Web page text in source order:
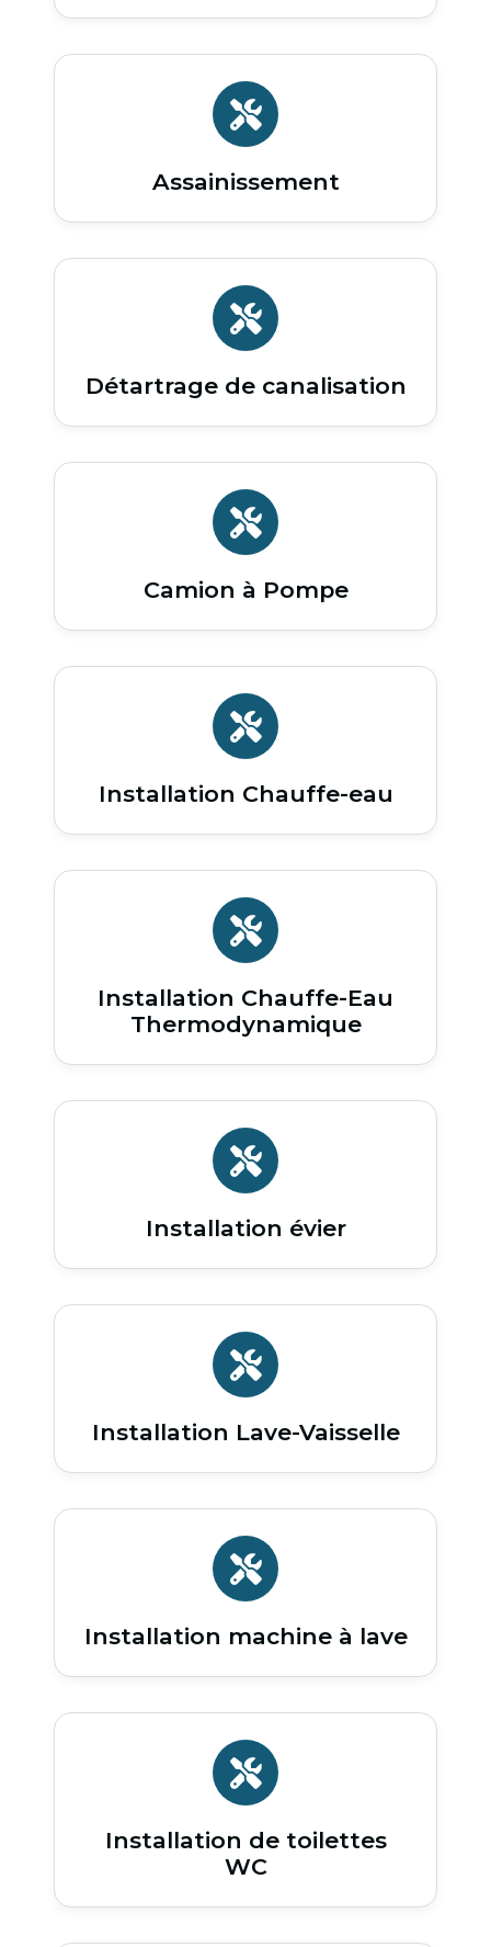
Assainissement
Détartrage de canalisation
Camion à Pompe
Installation Chauffe-eau
Installation Chauffe-Eau
Thermodynamique
Installation évier
Installation Lave-Vaisselle
Installation machine à lave
Installation de toilettes
WC